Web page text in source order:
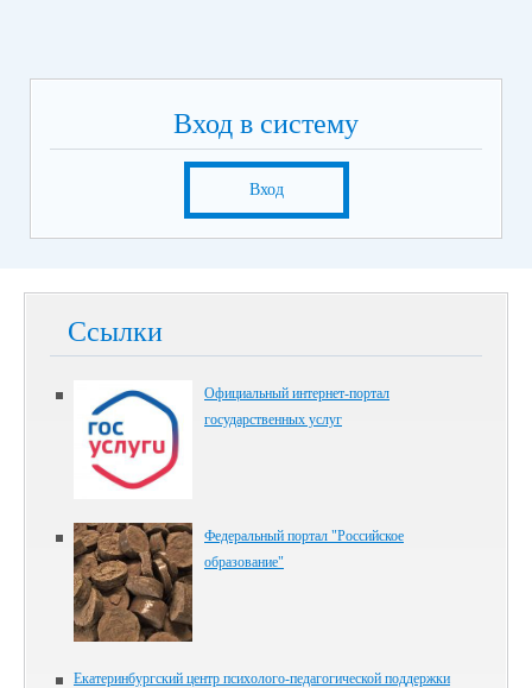
Вход в систему
Вход
Ссылки
Официальный интернет-портал
государственных услуг
Федеральный портал "Российское
образование"
Екатеринбургский центр психолого-педагогической поддержки